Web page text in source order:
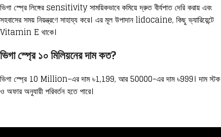
ভিগা স্প্রে লিঙ্গের sensitivity সাময়িকভাবে কমিয়ে দ্রুত বীর্যপাত দেরি করায় এবং
সহবাসের সময় নিয়ন্ত্রণে সাহায্য করে। এর মূল উপাদান lidocaine, কিছু ভ্যারিয়েন্টে
Vitamin E থাকে।
ভিগা স্প্রে ১০ মিলিয়নের দাম কত?
ভিগা স্প্রে 10 Million-এর দাম ৳1,199, আর 50000-এর দাম ৳999। দাম স্টক
ও অফার অনুযায়ী পরিবর্তন হতে পারে।